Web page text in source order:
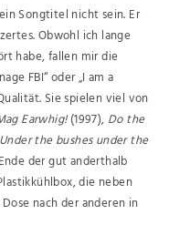
Songtitel nicht sein. Er
Obwohl ich lange
habe, fallen mir die
FBI“ oder „I am a
Sie spielen viel von
Earwhig!(1997), Do the
Under the bushes under the
der gut anderthalb
die neben
nach der anderen in